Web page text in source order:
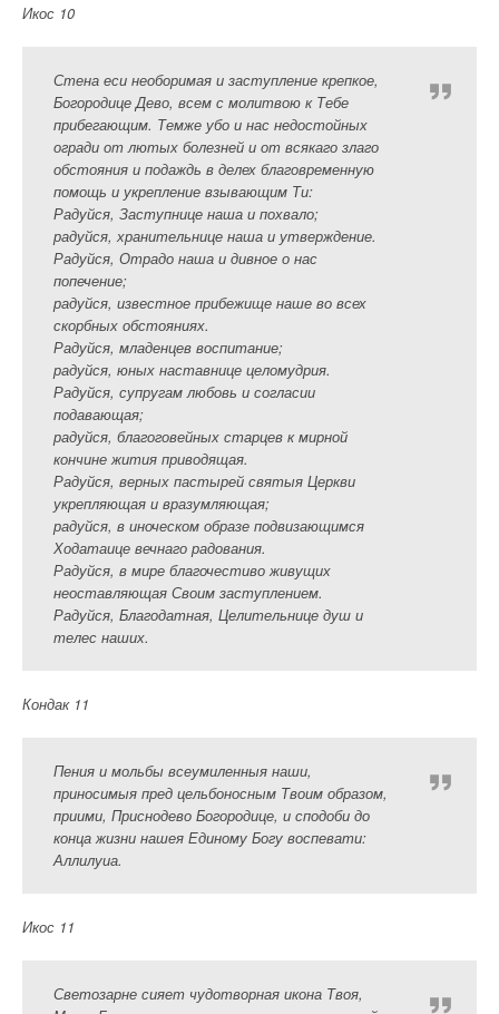
Икос 10
Стена еси необоримая и заступление крепкое,
Богородице Дево, всем с молитвою к Тебе
прибегающим. Темже убо и нас недостойных
огради от лютых болезней и от всякаго злаго
обстояния и подаждь в делех благовременную
помощь и укрепление взывающим Ти:
Радуйся, Заступнице наша и похвало;
радуйся, хранительнице наша и утверждение.
Радуйся, Отрадо наша и дивное о нас
попечение;
радуйся, известное прибежище наше во всех
скорбных обстояниях.
Радуйся, младенцев воспитание;
радуйся, юных наставнице целомудрия.
Радуйся, супругам любовь и согласии
подавающая;
радуйся, благоговейных старцев к мирной
кончине жития приводящая.
Радуйся, верных пастырей святыя Церкви
укрепляющая и вразумляющая;
радуйся, в иноческом образе подвизающимся
Ходатаице вечнаго радования.
Радуйся, в мире благочестиво живущих
неоставляющая Своим заступлением.
Радуйся, Благодатная, Целительнице душ и
телес наших.
Кондак 11
Пения и мольбы всеумиленныя наши,
приносимыя пред цельбоносным Твоим образом,
приими, Приснодево Богородице, и сподоби до
конца жизни нашея Единому Богу воспевати:
Аллилуиа.
Икос 11
Светозарне сияет чудотворная икона Твоя,